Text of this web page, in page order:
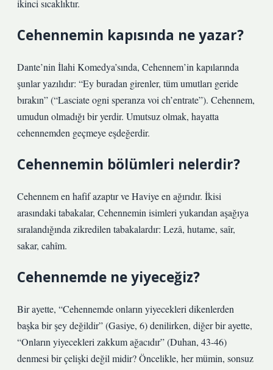
ikinci sıcaklıktır.
Cehennemin kapısında ne yazar?
Dante’nin İlahi Komedya’sında, Cehennem’in kapılarında
şunlar yazılıdır: “Ey buradan girenler, tüm umutları geride
bırakın” (“Lasciate ogni speranza voi ch’entrate”). Cehennem,
umudun olmadığı bir yerdir. Umutsuz olmak, hayatta
cehennemden geçmeye eşdeğerdir.
Cehennemin bölümleri nelerdir?
Cehennem en hafif azaptır ve Haviye en ağırıdır. İkisi
arasındaki tabakalar, Cehennemin isimleri yukarıdan aşağıya
sıralandığında zikredilen tabakalardır: Lezâ, hutame, saîr,
sakar, cahîm.
Cehennemde ne yiyeceğiz?
Bir ayette, “Cehennemde onların yiyecekleri dikenlerden
başka bir şey değildir” (Gasiye, 6) denilirken, diğer bir ayette,
“Onların yiyecekleri zakkum ağacıdır” (Duhan, 43-46)
denmesi bir çelişki değil midir? Öncelikle, her mümin, sonsuz